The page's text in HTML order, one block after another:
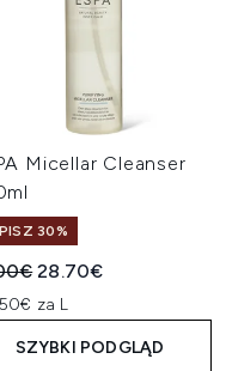
Micellar Cleanser
30%
cena
Aktualna cena:
28.70€
za L
SZYBKI PODGLĄD